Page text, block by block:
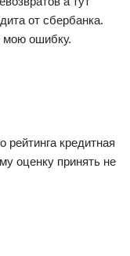
от сбербанка.
мою ошибку.
кредитная
оценку принять не